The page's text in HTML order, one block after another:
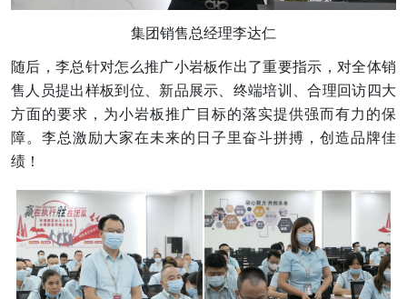
集团销售总经理李达仁
随后，李总针对怎么推广小岩板作出了重要指示，对全体销
售人员提出样板到位、新品展示、终端培训、合理回访四大
方面的要求，为小岩板推广目标的落实提供强而有力的保
障。李总激励大家在未来的日子里奋斗拼搏，创造品牌佳
绩！